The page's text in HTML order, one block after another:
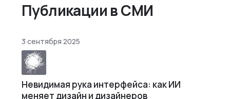
Публикации в СМИ
3 сентября 2025
Невидимая рука интерфейса: как ИИ
меняет дизайн и дизайнеров